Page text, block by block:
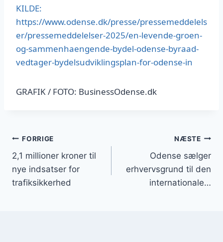
KILDE:
https://www.odense.dk/presse/pressemeddelels
er/pressemeddelelser-2025/en-levende-groen-
og-sammenhaengende-bydel-odense-byraad-
vedtager-bydelsudviklingsplan-for-odense-in
GRAFIK / FOTO: BusinessOdense.dk
Indlægsnavigation
FORRIGE
2,1 millioner kroner til
nye indsatser for
trafiksikkerhed
NÆSTE
Odense sælger
erhvervsgrund til den
internationale…